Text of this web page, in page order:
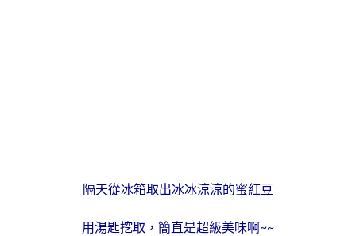
隔天從冰箱取出冰冰涼涼的蜜紅豆
用湯匙挖取，簡直是超級美味啊~~